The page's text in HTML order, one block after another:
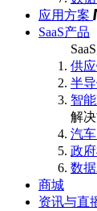
应用方案
SaaS产品
供
半
智
解
汽
政
数
商城
资讯与直